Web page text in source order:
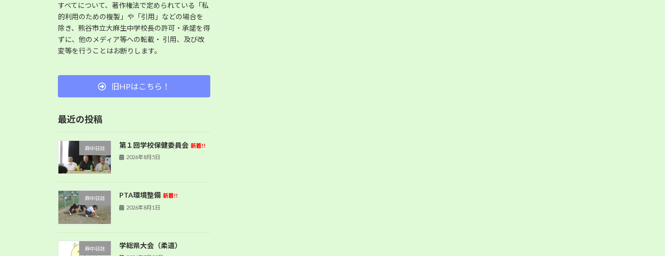
すべてについて、著作権法で定められている「私
的利用のための複製」や「引用」などの場合を
除き、熊谷市立大麻生中学校長の許可・承諾を得
ずに、他のメディア等への転載・ 引用、及び改
変等を行うことはお断りします。
旧HPはこちら！
最近の投稿
麻中日誌 第１回学校保健委員会 新着!!
2026年8月5日
麻中日誌 PTA環境整備 新着!!
2026年8月1日
麻中日誌 学総県大会（柔道）